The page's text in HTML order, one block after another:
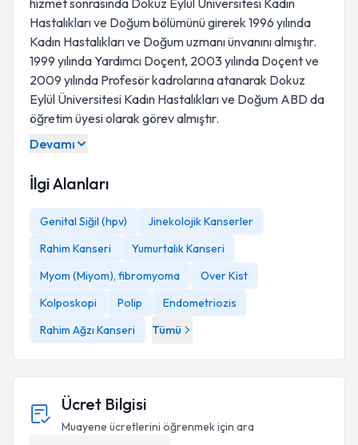
hizmet sonrasında Dokuz Eylül Üniversitesi Kadın
Hastalıkları ve Doğum bölümünü girerek 1996 yılında
Kadın Hastalıkları ve Doğum uzmanı ünvanını almıştır.
1999 yılında Yardımcı Doçent, 2003 yılında Doçent ve
2009 yılında Profesör kadrolarına atanarak Dokuz
Eylül Üniversitesi Kadın Hastalıkları ve Doğum ABD da
öğretim üyesi olarak görev almıştır.
Devamı
İlgi Alanları
Genital Siğil (hpv)
Jinekolojik Kanserler
Rahim Kanseri
Yumurtalık Kanseri
Myom (Miyom), fibromyoma
Over Kist
Kolposkopi
Polip
Endometriozis
Rahim Ağzı Kanseri
Tümü
Ücret Bilgisi
Muayene ücretlerini öğrenmek için ara